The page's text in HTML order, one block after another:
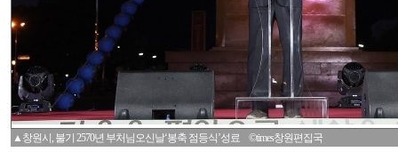
▲창원시, 불기 2570년 부처님오신날‘봉축 점등식’성료 ©times창원편집국